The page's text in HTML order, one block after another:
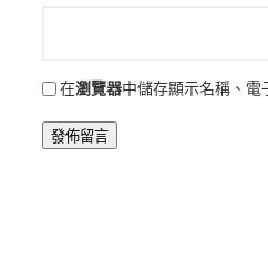
在瀏覽器中儲存顯示名稱、電